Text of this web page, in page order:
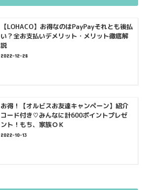
【LOHACO】お得なのはPayPayそれとも後払
い？全お支払いデメリット・メリット徹底解
説
2022-12-28
お得！【オルビスお友達キャンペーン】紹介
コード付き♡みんなに計600ポイントプレゼ
ント！もち、家族ＯＫ
2022-10-13